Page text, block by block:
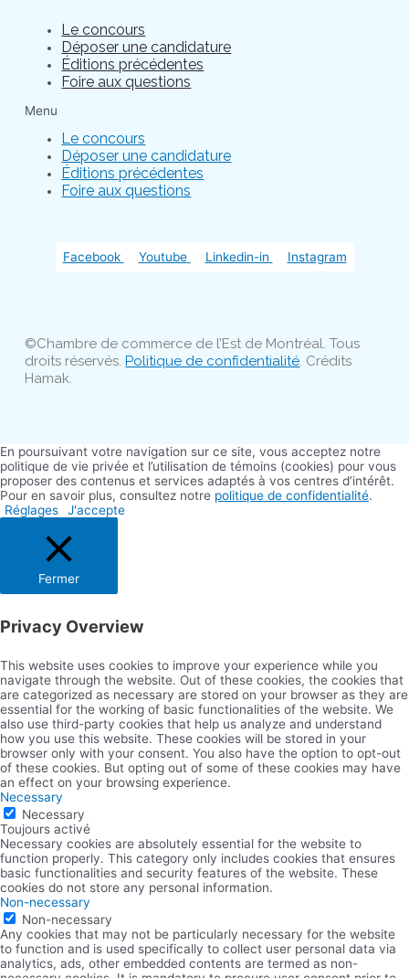
Le concours
Déposer une candidature
Éditions précédentes
Foire aux questions
Menu
Le concours
Déposer une candidature
Éditions précédentes
Foire aux questions
Facebook Youtube Linkedin-in Instagram
©Chambre de commerce de l’Est de Montréal. Tous
droits réservés.Politique de confidentialité . Crédits
Hamak.
En poursuivant votre navigation sur ce site, vous acceptez notre
politique de vie privée et l’utilisation de témoins (cookies) pour vous
proposer des contenus et services adaptés à vos centres d’intérêt.
Pour en savoir plus, consultez notre politique de confidentialité.
Réglages
J'accepte
Fermer
Privacy Overview
This website uses cookies to improve your experience while you
navigate through the website. Out of these cookies, the cookies that
are categorized as necessary are stored on your browser as they are
essential for the working of basic functionalities of the website. We
also use third-party cookies that help us analyze and understand
how you use this website. These cookies will be stored in your
browser only with your consent. You also have the option to opt-out
of these cookies. But opting out of some of these cookies may have
an effect on your browsing experience.
Necessary
Necessary
Toujours activé
Necessary cookies are absolutely essential for the website to
function properly. This category only includes cookies that ensures
basic functionalities and security features of the website. These
cookies do not store any personal information.
Non-necessary
Non-necessary
Any cookies that may not be particularly necessary for the website
to function and is used specifically to collect user personal data via
analytics, ads, other embedded contents are termed as non-